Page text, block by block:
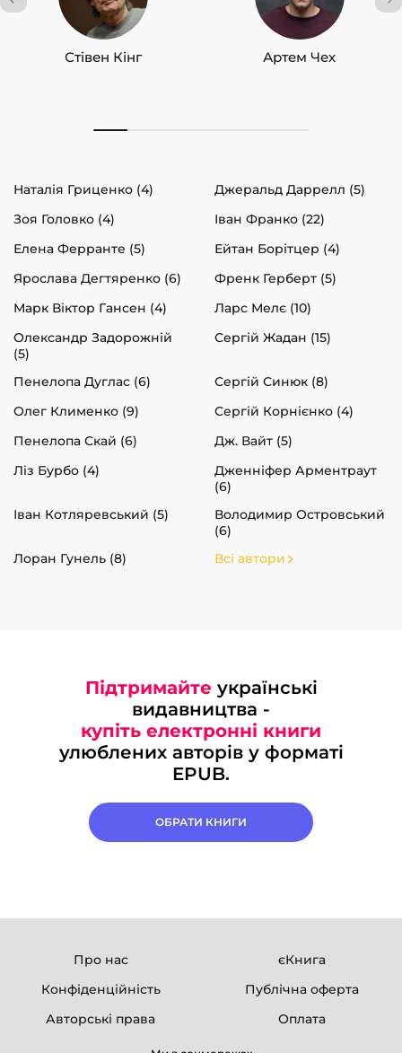
Стівен Кінг Артем Чех
Наталія Гриценко (4)
Джеральд Даррелл (5)
Зоя Головко (4)
Іван Франко (22)
Елена Ферранте (5)
Ейтан Борітцер (4)
Ярослава Дегтяренко (6)
Френк Герберт (5)
Марк Віктор Гансен (4)
Ларс Мелє (10)
Олександр Задорожній
(5)
Сергій Жадан (15)
Пенелопа Дуглас (6)
Сергій Синюк (8)
Олег Клименко (9)
Сергій Корнієнко (4)
Пенелопа Скай (6)
Дж. Вайт (5)
Ліз Бурбо (4)
Дженніфер Арментраут
(6)
Іван Котляревський (5)
Володимир Островський
(6)
Лоран Гунель (8)
Всі автори
Підтримайте українські
видавництва -
купіть електронні книги
улюблених авторів у форматі
EPUB.
ОБРАТИ КНИГИ
Про нас
єКнига
Конфіденційність
Публічна оферта
Авторські права
Оплата